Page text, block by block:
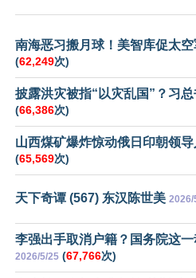
南海恶习搬月球！美智库促太
(62,249次)
披露洪灾被指“以灾乱国”？习
(66,386次)
山西煤矿爆炸惊动俄日印朝领
(65,569次)
天下奇谭 (567) 东汉陈世美 2026/
李强出手取消户籍？国务院这
2026/5/25 (67,766次)